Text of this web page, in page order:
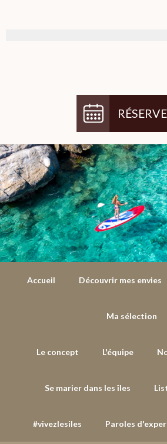
Accueil Découvrir mes envies
Ma sélection
Le concept L'équipe
Se marier dans les îles
#vivezlesiles Paroles